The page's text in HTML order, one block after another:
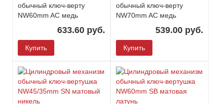
обычный ключ-верту
NW60mm AC медь
633.60 руб.
Купить
обычный ключ-верту
NW70mm AC медь
539.00 руб.
Купить